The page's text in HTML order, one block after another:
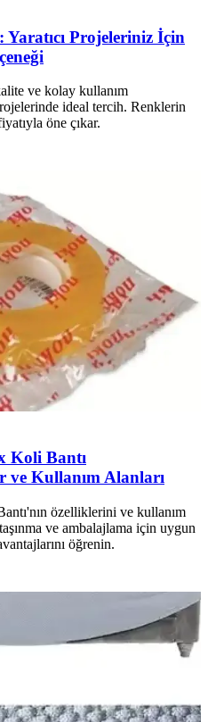
Projeleriniz İçin
ve kolay kullanım
ideal tercih. Renklerin
öne çıkar.
Koli Bantı
ve Kullanım Alanları
özelliklerini ve kullanım
ve ambalajlama için uygun
öğrenin.